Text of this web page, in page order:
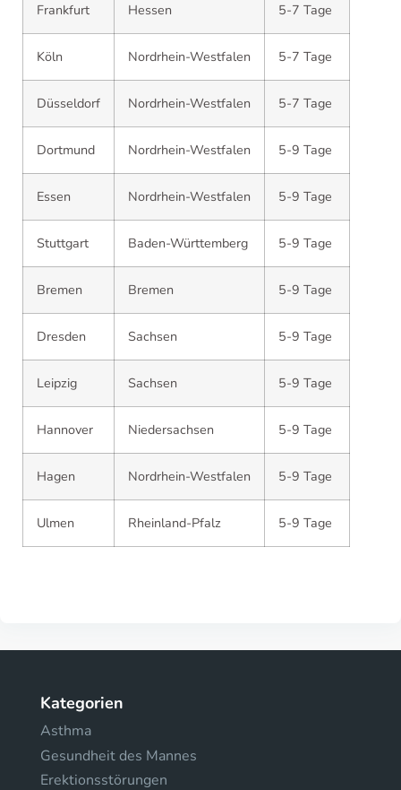
Frankfurt Hessen 5-7 Tage
Köln Nordrhein-Westfalen 5-7 Tage
Düsseldorf Nordrhein-Westfalen 5-7 Tage
Dortmund Nordrhein-Westfalen 5-9 Tage
Essen Nordrhein-Westfalen 5-9 Tage
Stuttgart Baden-Württemberg 5-9 Tage
Bremen Bremen 5-9 Tage
Dresden Sachsen 5-9 Tage
Leipzig Sachsen 5-9 Tage
Hannover Niedersachsen 5-9 Tage
Hagen Nordrhein-Westfalen 5-9 Tage
Ulmen Rheinland-Pfalz 5-9 Tage
Kategorien
Asthma
Gesundheit des Mannes
Erektionsstörungen